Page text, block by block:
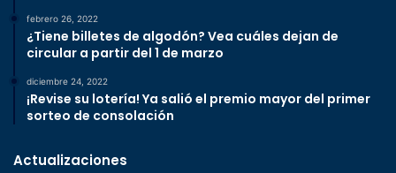
febrero 26, 2022
¿Tiene billetes de algodón? Vea cuáles dejan de
circular a partir del 1 de marzo
diciembre 24, 2022
¡Revise su lotería! Ya salió el premio mayor del primer
sorteo de consolación
Actualizaciones